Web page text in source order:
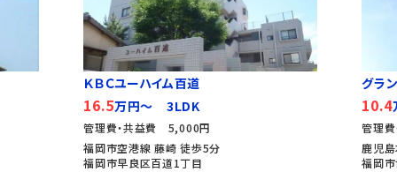
ＫＢＣユーハイム百道
16.5万円～ 3LDK
管理費・共益費 5,000円
福岡市空港線 藤崎 徒歩5分
福岡市早良区百道1丁目
グラ
10.4
管理
鹿児
福岡